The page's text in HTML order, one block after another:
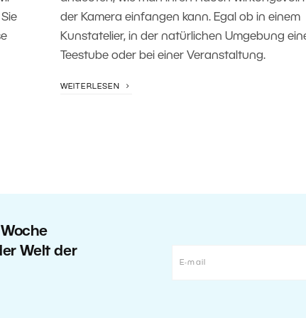
der Kamera einfangen kann. Egal ob in einem
Kunstatelier, in der natürlichen Umgebung
Teestube oder bei einer Veranstaltung.
WEITERLESEN
Welt der